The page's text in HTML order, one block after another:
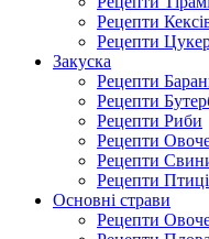
Рецепти
Рецепти
Закуска
Рецепти
Рецепти
Рецепти Риби
Рецепти
Рецепти
Рецепти Птиці
Основні страви
Рецепти